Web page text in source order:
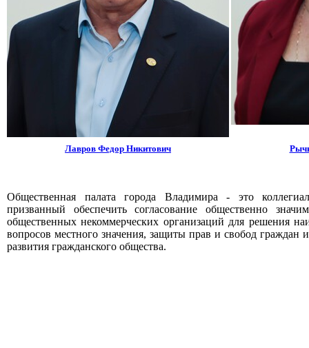
Лавров Федор Никитович
Общественная палата города Владимира - это
призванный обеспечить согласование общественно
общественных некоммерческих организаций для решения
вопросов местного значения, защиты прав и свобод граждан
развития гражданского общества.